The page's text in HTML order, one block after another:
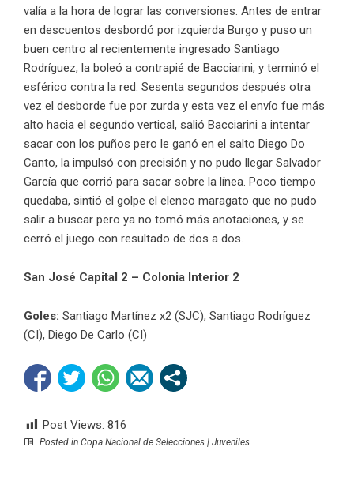
valía a la hora de lograr las conversiones. Antes de entrar
en descuentos desbordó por izquierda Burgo y puso un
buen centro al recientemente ingresado Santiago
Rodríguez, la boleó a contrapié de Bacciarini, y terminó el
esférico contra la red. Sesenta segundos después otra
vez el desborde fue por zurda y esta vez el envío fue más
alto hacia el segundo vertical, salió Bacciarini a intentar
sacar con los puños pero le ganó en el salto Diego Do
Canto, la impulsó con precisión y no pudo llegar Salvador
García que corrió para sacar sobre la línea. Poco tiempo
quedaba, sintió el golpe el elenco maragato que no pudo
salir a buscar pero ya no tomó más anotaciones, y se
cerró el juego con resultado de dos a dos.
San José Capital 2 – Colonia Interior 2
Goles: Santiago Martínez x2 (SJC), Santiago Rodríguez
(CI), Diego De Carlo (CI)
Post Views: 816
Posted in Copa Nacional de Selecciones | Juveniles